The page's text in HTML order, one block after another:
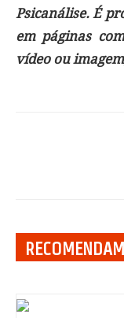
Psicanálise. É
em páginas
vídeo ou